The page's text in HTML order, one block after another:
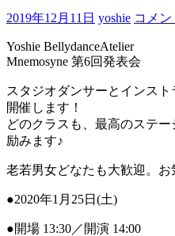
2019年12月11日 yoshie コメン
Yoshie BellydanceAtelier
Mnemosyne 第6回発表会
スタジオダンサーとインス
開催します！
どのクラスも、最高のステ
励みます♪
老若男女どなたも大歓迎。お
●2020年1月25日(土)
●開場 13:30／開演 14:00